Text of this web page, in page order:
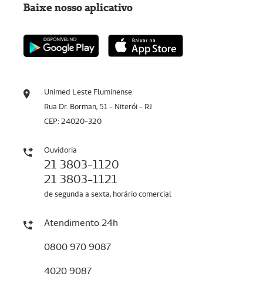
Unimed Leste Fluminense
Rua Dr. Borman, 51 - Niterói - RJ
CEP: 24020-320
Ouvidoria
21 3803-1120
21 3803-1121
de segunda a sexta, horário comercial
Atendimento 24h
0800 970 9087
4020 9087
Baixe nosso aplicativo